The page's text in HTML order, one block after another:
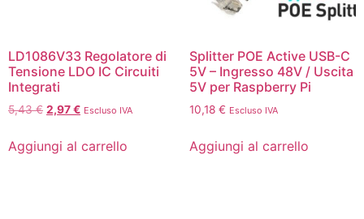
LD1086V33 Regolatore di
Tensione LDO IC Circuiti
Integrati
5,43€ 2,97€ Escluso IVA
Aggiungi al carrello
Splitter POE Active USB-C
5V – Ingresso 48V / Uscita
5V per Raspberry Pi
10,18 € Escluso IVA
Aggiungi al carrello